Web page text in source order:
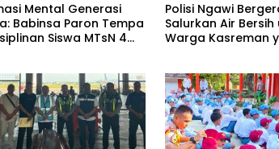
Mental Generasi
Babinsa Paron Tempa
Siswa MTsN 4
Polisi Ngawi
Salurkan Air Bersih
Warga Kasreman